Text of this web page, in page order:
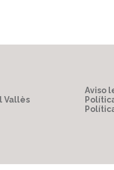
Vallès
Aviso